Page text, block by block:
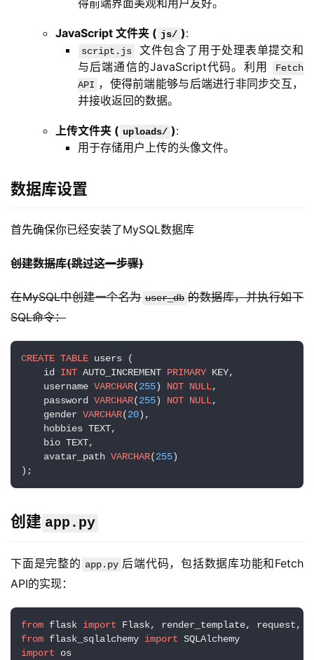
JavaScript 文件夹 ( js/ ):
script.js
文件包含了用于处理表单提交和
与后端通信的JavaScript代码。利用
Fetch
API ，使得前端能够与后端进行非同步交互，
并接收返回的数据。
上传文件夹 ( uploads/ ):
用于存储用户上传的头像文件。
数据库设置
首先确保你已经安装了MySQL数据库
创建数据库(跳过这一步骤)
在MySQL中创建一个名为 user_db 的数据库，并执行如下
SQL命令：
CREATE TABLE users (
    id
INT AUTO_INCREMENT PRIMARY KEY,
    username
VARCHAR(255) NOT NULL,
    password
VARCHAR(255) NOT NULL,
    gender
VARCHAR(20),
    hobbies TEXT,
    bio TEXT,
    avatar_path
VARCHAR(255)
);
创建 app.py
下面是完整的 app.py 后端代码，包括数据库功能和Fetch
API的实现：
from flask import
from flask_sqlalchemy import
import